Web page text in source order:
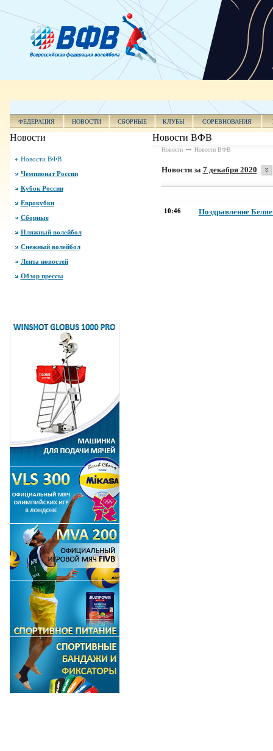
ФЕДЕРАЦИЯ НОВОСТИ СБОРНЫЕ КЛУБЫ СОРЕВНОВАНИЯ
Новости
Новости ВФВ
Чемпионат России
Кубок России
Еврокубки
Сборные
Пляжный волейбол
Снежный волейбол
Лента новостей
Обзор прессы
Новости ВФВ
Новости Новости ВФВ
Новости за 7 декабря 2020
10:46 Поздравление